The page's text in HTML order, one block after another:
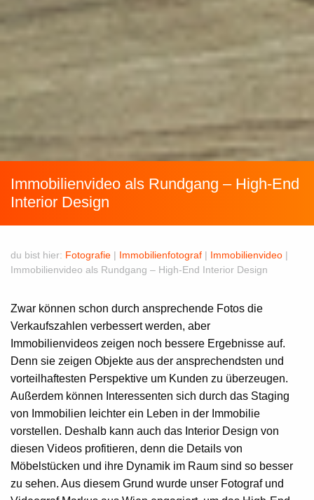
Immobilienvideo als Rundgang – High-End
Interior Design
du bist hier: Fotografie | Immobilienfotograf | Immobilienvideo |
Immobilienvideo als Rundgang – High-End Interior Design
Zwar können schon durch ansprechende Fotos die
Verkaufszahlen verbessert werden, aber
Immobilienvideos zeigen noch bessere Ergebnisse auf.
Denn sie zeigen Objekte aus der ansprechendsten und
vorteilhaftesten Perspektive um Kunden zu überzeugen.
Außerdem können Interessenten sich durch das Staging
von Immobilien leichter ein Leben in der Immobilie
vorstellen. Deshalb kann auch das Interior Design von
diesen Videos profitieren, denn die Details von
Möbelstücken und ihre Dynamik im Raum sind so besser
zu sehen. Aus diesem Grund wurde unser Fotograf und